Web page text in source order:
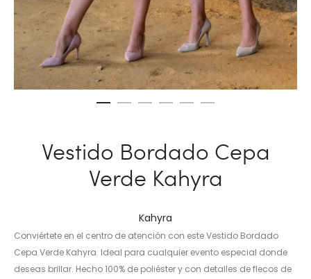
Vestido Bordado Cepa
Verde Kahyra
Kahyra
Conviértete en el centro de atención con este Vestido Bordado
Cepa Verde Kahyra. Ideal para cualquier evento especial donde
deseas brillar. Hecho 100% de poliéster y con detalles de flecos de